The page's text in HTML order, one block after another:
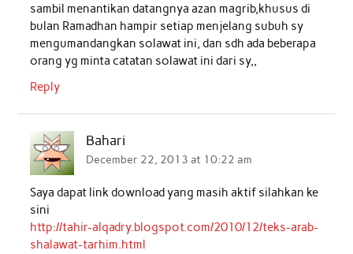
sambil menantikan datangnya azan magrib,khusus di
bulan Ramadhan hampir setiap menjelang subuh sy
mengumandangkan solawat ini, dan sdh ada beberapa
orang yg minta catatan solawat ini dari sy,,
Reply
Bahari
December 22, 2013 at 10:22 am
Saya dapat link download yang masih aktif silahkan ke
sini
http://tahir-alqadry.blogspot.com/2010/12/teks-arab-
shalawat-tarhim.html